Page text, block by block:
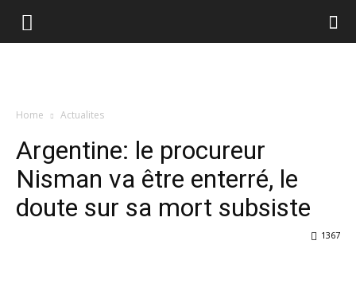
Home Actualites
Argentine: le procureur
Nisman va être enterré, le
doute sur sa mort subsiste
1367